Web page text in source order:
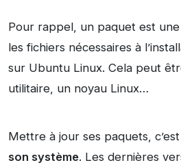
Pour rappel, un paquet est une
les fichiers nécessaires à
sur Ubuntu Linux. Cela peut
utilitaire, un noyau Linux…
Mettre à jour ses paquets,
son système. Les dernières